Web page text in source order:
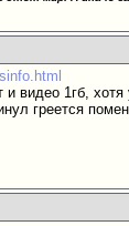
и видео 1гб,
греется